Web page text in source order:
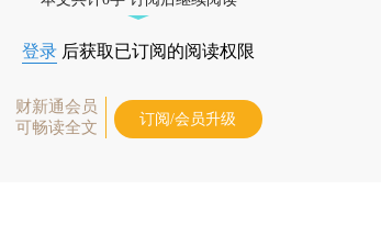
登录 后获取已订阅的阅读权限
财新通会员
可畅读全文
订阅/会员升级